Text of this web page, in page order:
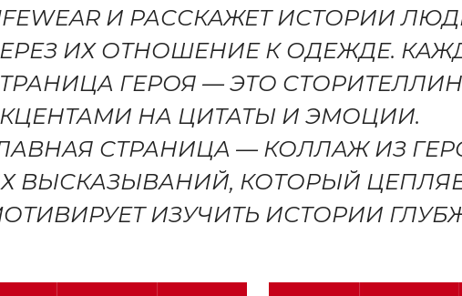
И РАССКАЖЕТ ИСТОРИИ
ИХ ОТНОШЕНИЕ К ОДЕЖДЕ.
ГЕРОЯ — ЭТО
НА ЦИТАТЫ И ЭМОЦИИ.
СТРАНИЦА — КОЛЛАЖ ИЗ
ВЫСКАЗЫВАНИЙ, КОТОРЫЙ
ИЗУЧИТЬ ИСТОРИИ